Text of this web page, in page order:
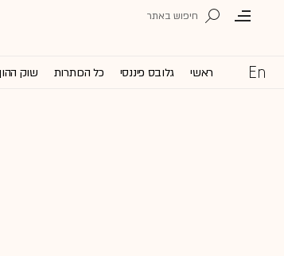
ראשי גלובס פיננסי כל הכותרות שוק